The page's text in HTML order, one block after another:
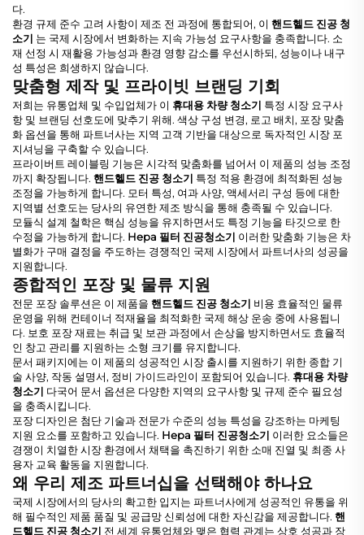
다.
환경 규제 준수 고려 사항이 제조 전 과정에 통합되어, 이 핸드헬드 진공 청
소기 는 국제 시장에서 변화하는 지속 가능성 요구사항을 충족합니다. 소
재 선정 시 재활용 가능성과 환경 영향 감소를 우선시하되, 성능이나 내구
성 특성은 희생하지 않습니다.
맞춤형 제작 및 프라이빗 브랜딩 기회
저희는 유통업체 및 수입업체가 이 휴대용 차량 청소기 특정 시장 요구사
항 및 브랜딩 선호도에 맞추기 위해. 색상 구성 변경, 로고 배치, 포장 맞춤
화 옵션을 통해 파트너사는 지역 고객 기반을 대상으로 독자적인 시장 포
지셔닝을 구축할 수 있습니다.
프라이버트 레이블링 기능은 시각적 맞춤화를 넘어서 이 제품의 성능 조정
까지 확장됩니다. 핸드헬드 진공 청소기 특정 적용 환경에 최적화된 성능
조정을 가능하게 합니다. 모터 특성, 여과 사양, 액세서리 구성 등에 대한
지역별 선호도는 당사의 유연한 제조 방식을 통해 충족될 수 있습니다.
모듈식 설계 철학은 핵심 성능을 유지하면서도 특정 기능을 타깃으로 한
수정을 가능하게 합니다. Hepa 필터 진공청소기 이러한 맞춤화 기능은 차
별화가 구매 결정을 주도하는 경쟁적인 국제 시장에서 파트너사의 성공을
지원합니다.
종합적인 포장 및 물류 지원
전문 포장 솔루션은 이 제품을 핸드헬드 진공 청소기 비용 효율적인 물류
운영을 위해 컨테이너 적재율을 최적화한 국제 해상 운송 중에 사용됩니
다. 보호 포장 재료는 취급 및 보관 과정에서 손상을 방지하면서도 효율적
인 창고 관리를 지원하는 소형 크기를 유지합니다.
문서 패키지에는 이 제품의 성공적인 시장 출시를 지원하기 위한 종합 기
술 사양, 작동 설명서, 정비 가이드라인이 포함되어 있습니다. 휴대용 차량
청소기 다국어 문서 옵션은 다양한 지역의 요구사항 및 규제 준수 필요성
을 충족시킵니다.
포장 디자인은 첨단 기술과 전문가 수준의 성능 특성을 강조하는 마케팅
지원 요소를 포함하고 있습니다. Hepa 필터 진공청소기 이러한 요소들은
경쟁이 치열한 시장 환경에서 채택을 촉진하기 위한 소매 진열 및 최종 사
용자 교육 활동을 지원합니다.
왜 우리 제조 파트너십을 선택해야 하나요
국제 시장에서의 당사의 확고한 입지는 파트너사에게 성공적인 유통을 위
해 필수적인 제품 품질 및 공급망 신뢰성에 대한 자신감을 제공합니다. 핸
드헬드 진공 청소기 전 세계 유통업체와 맺은 협력 관계는 상호 성공과 장